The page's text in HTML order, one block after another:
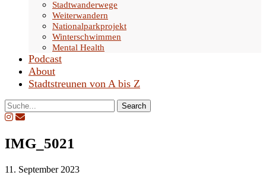
Stadtwanderwege
Weiterwandern
Nationalparkprojekt
Winterschwimmen
Mental Health
Podcast
About
Stadtstreunen von A bis Z
Search
IMG_5021
11. September 2023